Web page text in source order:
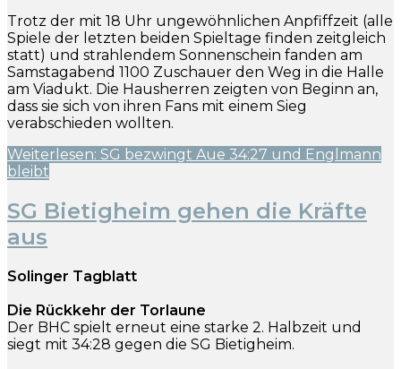
Trotz der mit 18 Uhr ungewöhnlichen Anpfiffzeit (alle
Spiele der letzten beiden Spieltage finden zeitgleich
statt) und strahlendem Sonnenschein fanden am
Samstagabend 1100 Zuschauer den Weg in die Halle
am Viadukt. Die Hausherren zeigten von Beginn an,
dass sie sich von ihren Fans mit einem Sieg
verabschieden wollten.
Weiterlesen: SG bezwingt Aue 34:27 und Englmann
bleibt
SG Bietigheim gehen die Kräfte
aus
Solinger Tagblatt
Die Rückkehr der Torlaune
Der BHC spielt erneut eine starke 2. Halbzeit und
siegt mit 34:28 gegen die SG Bietigheim.